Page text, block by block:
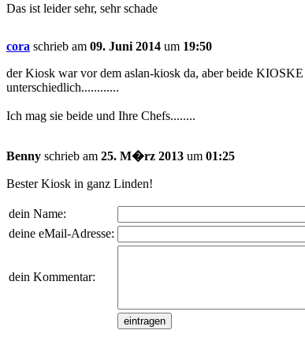
Das ist leider sehr, sehr schade
cora schrieb am 09. Juni 2014 um 19:50
der Kiosk war vor dem aslan-kiosk da, aber beide
unterschiedlich............
Ich mag sie beide und Ihre Chefs........
Benny schrieb am 25. M�rz 2013 um 01:25
Bester Kiosk in ganz Linden!
dein Name:
deine eMail-Adresse:
dein Kommentar: